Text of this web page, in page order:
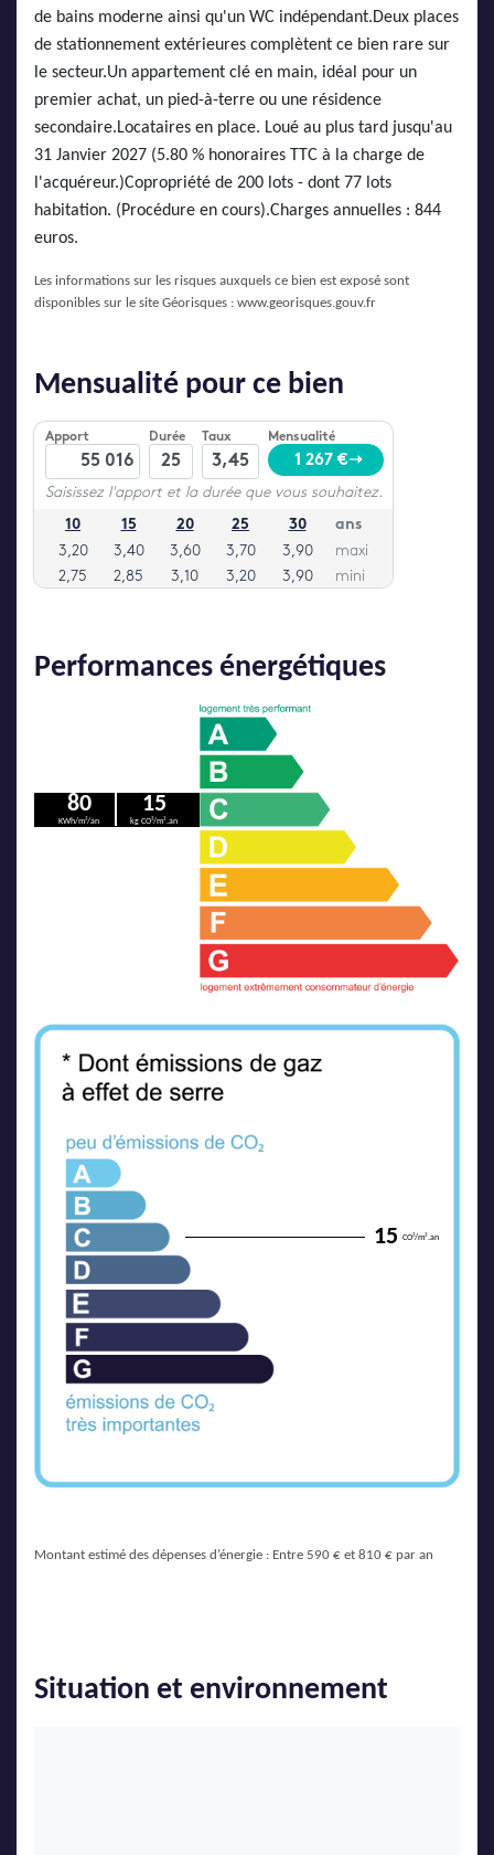
de bains moderne ainsi qu'un WC indépendant.Deux places
de stationnement extérieures complètent ce bien rare sur
le secteur.Un appartement clé en main, idéal pour un
premier achat, un pied-à-terre ou une résidence
secondaire.Locataires en place. Loué au plus tard jusqu'au
31 Janvier 2027 (5.80 % honoraires TTC à la charge de
l'acquéreur.)Copropriété de 200 lots - dont 77 lots
habitation. (Procédure en cours).Charges annuelles : 844
euros.
Les informations sur les risques auxquels ce bien est exposé sont
disponibles sur le site Géorisques : www.georisques.gouv.fr
Performances énergétiques
80
KWh/m²/an
15
kg CO²/m².an
15 CO²/m².an
Montant estimé des dépenses d’énergie : Entre 590 € et 810 € par an
Mensualité pour ce bien
Situation et environnement